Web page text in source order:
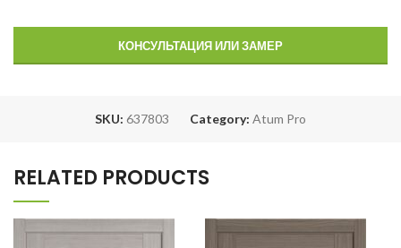
КОНСУЛЬТАЦИЯ ИЛИ ЗАМЕР
SKU: 637803 Category: Atum Pro
RELATED PRODUCTS